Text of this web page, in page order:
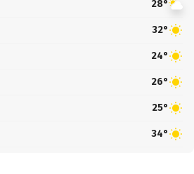
28°
32°
24°
26°
25°
34°